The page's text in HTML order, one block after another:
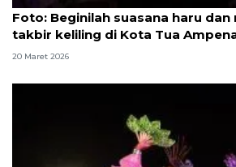
Foto: Beginilah suasana haru
takbir keliling di Kota Tua
20 Maret 2026